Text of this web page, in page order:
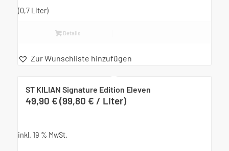
(0,7 Liter)
Details
Zur Wunschliste hinzufügen
ST KILIAN Signature Edition Eleven
49,90 €(99,80 € / Liter)
inkl. 19 % MwSt.